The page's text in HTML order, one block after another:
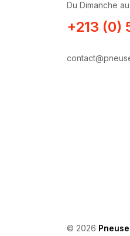
Du Dimanche
+213 (0)
© 2026